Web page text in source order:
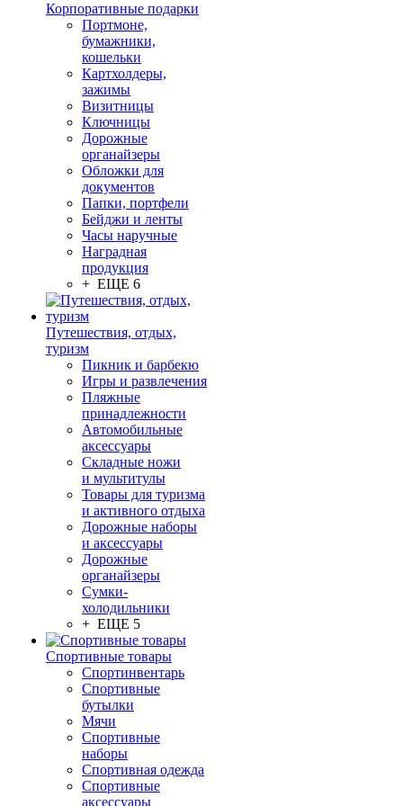
Корпоративные подарки
Портмоне,
бумажники,
кошельки
Картхолдеры,
зажимы
Визитницы
Ключницы
Дорожные
органайзеры
Обложки для
документов
Папки, портфели
Бейджи и ленты
Часы наручные
Наградная
продукция
+ ЕЩЕ 6
Путешествия, отдых,
туризм
Пикник и барбекю
Игры и развлечения
Пляжные
принадлежности
Автомобильные
аксессуары
Складные ножи
и мультитулы
Товары для туризма
и активного отдыха
Дорожные наборы
и аксессуары
Дорожные
органайзеры
Сумки-
холодильники
+ ЕЩЕ 5
Спортивные товары
Спортинвентарь
Спортивные
бутылки
Мячи
Спортивные
наборы
Спортивная одежда
Спортивные
аксессуары